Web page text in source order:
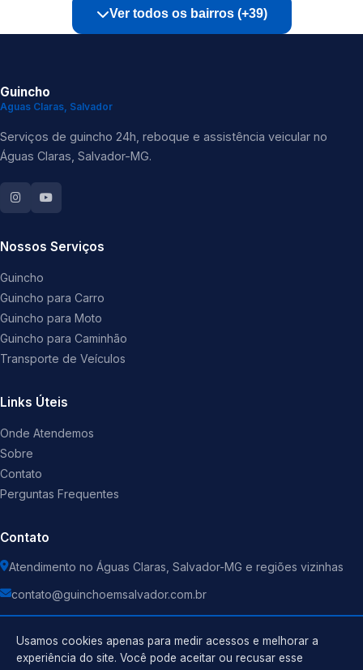
Ver todos os bairros (+39)
Guincho
Aguas Claras, Salvador
Serviços de guincho 24h, reboque e assistência veicular no
Águas Claras, Salvador-MG.
Nossos Serviços
Guincho
Guincho para Carro
Guincho para Moto
Guincho para Caminhão
Transporte de Veículos
Links Úteis
Onde Atendemos
Sobre
Contato
Perguntas Frequentes
Contato
Atendimento no Águas Claras, Salvador-MG e regiões vizinhas
contato@guinchoemsalvador.com.br
Usamos cookies apenas para medir acessos e melhorar a
experiência do site. Você pode aceitar ou recusar esse